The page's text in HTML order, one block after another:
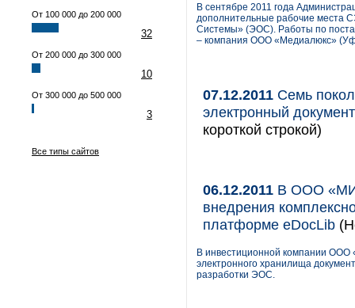
От 100 000 до 200 000
32
От 200 000 до 300 000
10
От 300 000 до 500 000
3
Все типы сайтов
В сентябре 2011 года
дополнительные рабочие места
Системы» (ЭОС). Работы по
– компания ООО «Медиалюкс»
07.12.2011 Семь
электронный
короткой строкой)
06.12.2011 В ООО
внедрения
платформе eDocLib
В инвестиционной компании
электронного хранилища
разработки ЭОС.